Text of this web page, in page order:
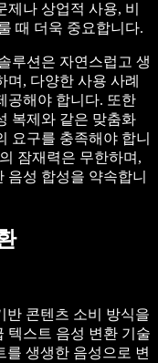
나 상업적 사용, 비
때 더욱 중요합니다.
루션은 자연스럽고 생
, 다양한 사용 사례
공해야 합니다. 또한
복제와 같은 맞춤화
요구를 충족해야 합니
잠재력은 무한하며,
음성 합성을 약속합니
반 콘텐츠 소비 방식을
텍스트 음성 변환 기술
를 생생한 음성으로 변